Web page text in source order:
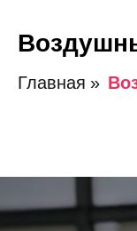
Главная »